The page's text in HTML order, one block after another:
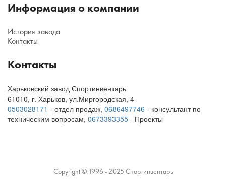
Информация о компании
История завода
Контакты
Контакты
Харьковский завод Спортинвентарь
61010, г. Харьков, ул.Миргородская, 4
0503028171 - отдел продаж, 0686497746 - консультант по
техническим вопросам, 0673393355 - Проекты
Copyright © 1996 - 2025 Спортинвентарь